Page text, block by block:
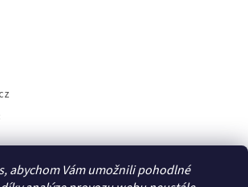
abychom Vám umožnili pohodlné